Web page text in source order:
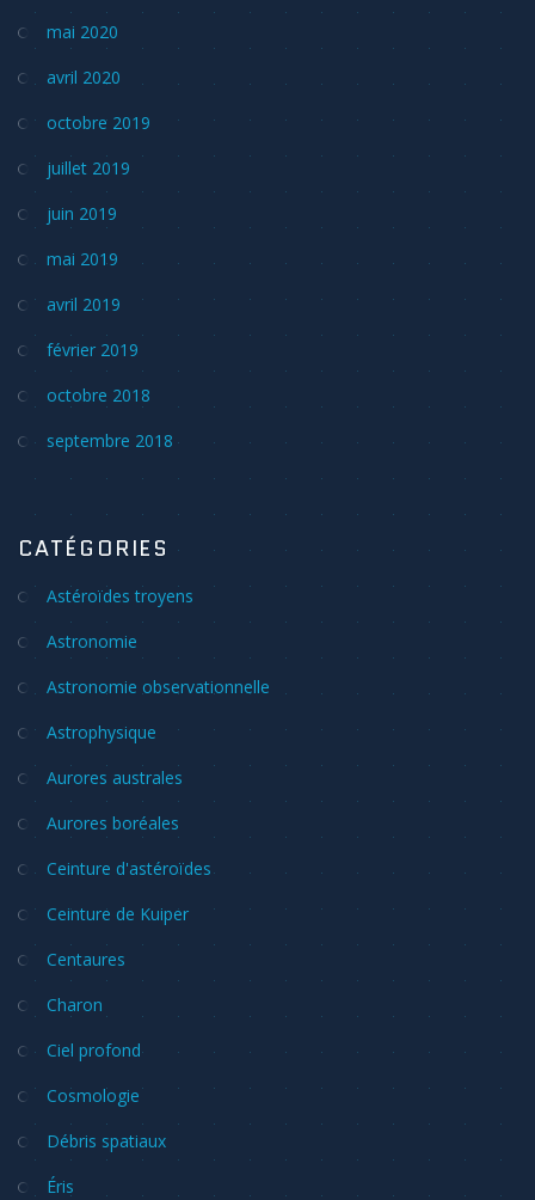
mai 2020
avril 2020
octobre 2019
juillet 2019
juin 2019
mai 2019
avril 2019
février 2019
octobre 2018
septembre 2018
CATÉGORIES
Astéroïdes troyens
Astronomie
Astronomie observationnelle
Astrophysique
Aurores australes
Aurores boréales
Ceinture d'astéroïdes
Ceinture de Kuiper
Centaures
Charon
Ciel profond
Cosmologie
Débris spatiaux
Éris